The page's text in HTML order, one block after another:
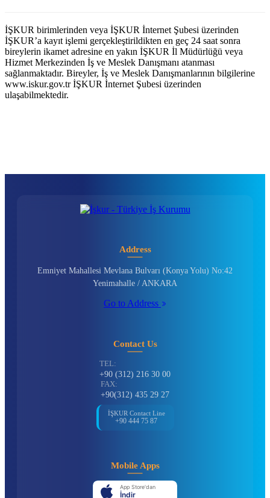
İŞKUR birimlerinden veya İŞKUR İnternet Şubesi üzerinden
İŞKUR’a kayıt işlemi gerçekleştirildikten en geç 24 saat sonra
bireylerin ikamet adresine en yakın İŞKUR İl Müdürlüğü veya
Hizmet Merkezinden İş ve Meslek Danışmanı atanması
sağlanmaktadır. Bireyler, İş ve Meslek Danışmanlarının bilgilerine
www.iskur.gov.tr İŞKUR İnternet Şubesi üzerinden
ulaşabilmektedir.
Address
Emniyet Mahallesi Mevlana Bulvarı (Konya Yolu) No:42
Yenimahalle / ANKARA
Go to Address
Contact Us
TEL:
+90 (312) 216 30 00
FAX:
+90(312) 435 29 27
İŞKUR Contact Line
+90 444 75 87
Mobile Apps
App Store'dan
İndir